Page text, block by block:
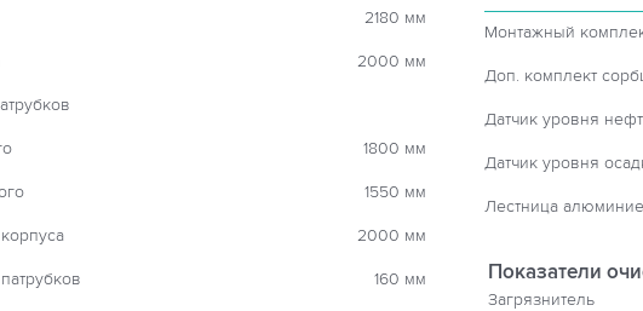
2180 мм
2000 мм
1800 мм
1550 мм
2000 мм
160 мм
Монтажный
Доп. комплект
Датчик уровня
Датчик уровня
Лестница
Показатели
Загрязнитель